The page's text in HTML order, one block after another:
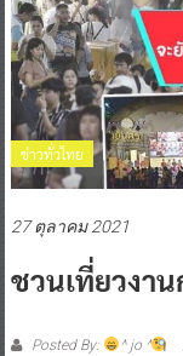
ข่าวทั่วไทย
27 ตุลาคม 2021
ชวนเที่ยวงา
Posted By: ^ jo ^